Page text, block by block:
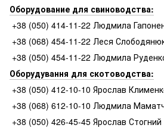
Оборудование для свиноводства:
+38 (050) 414-11-22 Людмила
+38 (068) 454-11-22 Леся
+38 (050) 454-11-22 Людмила
Оборудування для скотоводства:
+38 (050) 412-10-10 Ярослав
+38 (068) 612-10-10 Людмила
+38 (050) 426-45-45 Ярослав Стогний